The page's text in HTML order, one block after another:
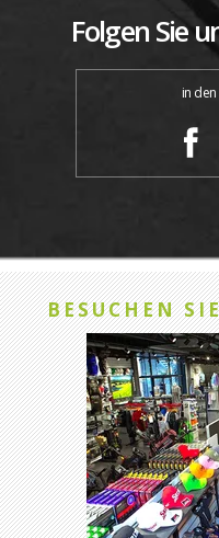
Folgen Sie
in
BESUCHEN